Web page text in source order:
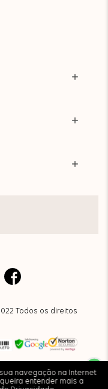
navegação na Internet
entender mais a
Todos os direitos